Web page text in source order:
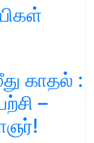
காதல் :
–